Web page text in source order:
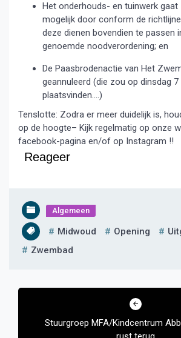
Het onderhouds- en tuinwerk gaat
mogelijk door conform de
deze dienen bovendien te passen
genoemde noodverordening; en
De Paasbrodenactie van Het
geannuleerd (die zou op dinsdag 7
plaatsvinden….)
Tenslotte: Zodra er meer duidelijk is,
op de hoogte– Kijk regelmatig op onze
facebook-pagina en/of op Instagram !!
Reageer
Algemeen
Midwoud Opening
Zwembad
Bericht
Stuurgroep MFA/Kindcentrum